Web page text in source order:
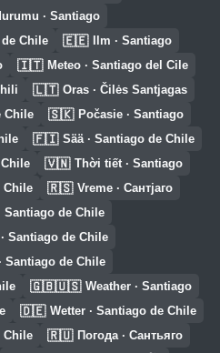
· Santiago
de Chile 🇪🇪 Ilm · Santiago
🇮🇹 Meteo · Santiago del Cile
🇱🇹 Oras · Čilės Santjagas
Chile 🇸🇰 Počasie · Santiago
🇫🇮 Sää · Santiago de Chile
🇻🇳 Thời tiết · Santiago
Chile 🇷🇸 Vreme · Сантјаго
Santiago de Chile
Santiago de Chile
Santiago de Chile
🇬🇧🇺🇸 Weather · Santiago
🇩🇪 Wetter · Santiago de Chile
Chile 🇷🇺 Погода · Сантьяго